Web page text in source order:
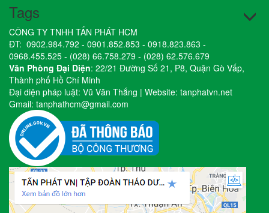
Tags
CÔNG TY TNHH TẤN PHÁT HCM
ĐT: 0902.984.792 - 0901.852.853 - 0918.823.863 -
0968.455.525 - (028) 66.758.279 - (028) 62.576.679
Văn Phòng Đại Diện: 22/21 Đường Số 21, P8, Quận Gò Vấp,
Thành phố Hồ Chí Minh
Đại diện pháp luật: Vũ Văn Thắng | Website: tanphatvn.net
Gmail: tanphathcm@gmail.com